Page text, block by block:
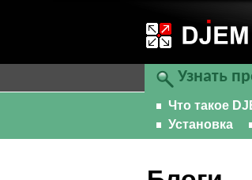
Узнать
Что такое
Установка